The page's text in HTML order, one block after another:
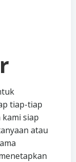
tiap-tiap
siap
atau